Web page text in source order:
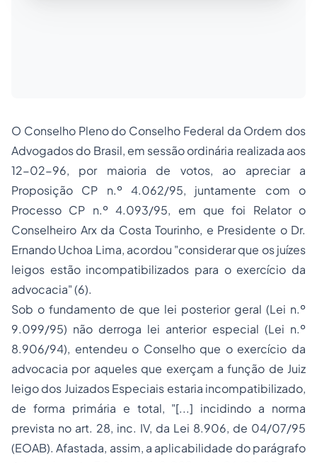
O Conselho Pleno do Conselho Federal da Ordem dos
Advogados do Brasil, em sessão ordinária realizada aos
12-02-96, por maioria de votos, ao apreciar a
Proposição CP n.º 4.062/95, juntamente com o
Processo CP n.º 4.093/95, em que foi Relator o
Conselheiro Arx da Costa Tourinho, e Presidente o Dr.
Ernando Uchoa Lima, acordou "considerar que os juízes
leigos estão incompatibilizados para o exercício da
advocacia"(6).
Sob o fundamento de que lei posterior geral (Lei n.º
9.099/95) não derroga lei anterior especial (Lei n.º
8.906/94), entendeu o Conselho que o exercício da
advocacia por aqueles que exerçam a função de Juiz
leigo dos Juizados Especiais estaria incompatibilizado,
de forma primária e total, "[...] incidindo a norma
prevista no art. 28, inc. IV, da Lei 8.906, de 04/07/95
(EOAB). Afastada, assim, a aplicabilidade do parágrafo